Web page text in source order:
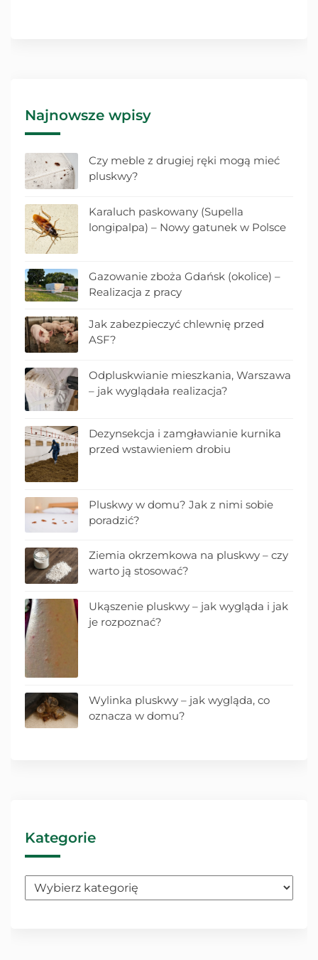
Najnowsze wpisy
Czy meble z drugiej ręki mogą mieć
pluskwy?
Karaluch paskowany (Supella
longipalpa) – Nowy gatunek w Polsce
Gazowanie zboża Gdańsk (okolice) –
Realizacja z pracy
Jak zabezpieczyć chlewnię przed
ASF?
Odpluskwianie mieszkania, Warszawa
– jak wyglądała realizacja?
Dezynsekcja i zamgławianie kurnika
przed wstawieniem drobiu
Pluskwy w domu? Jak z nimi sobie
poradzić?
Ziemia okrzemkowa na pluskwy – czy
warto ją stosować?
Ukąszenie pluskwy – jak wygląda i jak
je rozpoznać?
Wylinka pluskwy – jak wygląda, co
oznacza w domu?
Kategorie
Kategorie